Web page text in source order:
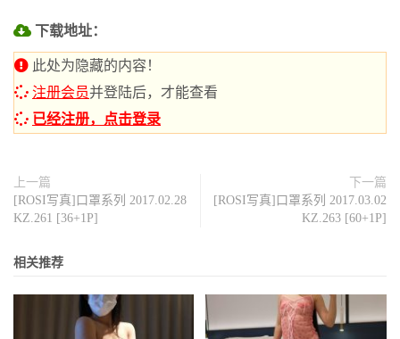
下载地址：
此处为隐藏的内容！
注册会员并登陆后，才能查看
已经注册，点击登录
上一篇
[ROSI写真]口罩系列 2017.02.28
KZ.261 [36+1P]
下一篇
[ROSI写真]口罩系列 2017.03.02
KZ.263 [60+1P]
相关推荐